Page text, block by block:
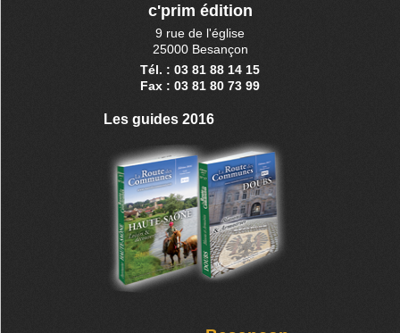
c'prim édition
9 rue de l'église
25000 Besançon
Tél. : 03 81 88 14 15
Fax : 03 81 80 73 99
Les guides 2016